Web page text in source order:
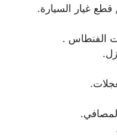
غيار السيارة.
الفنطاس .